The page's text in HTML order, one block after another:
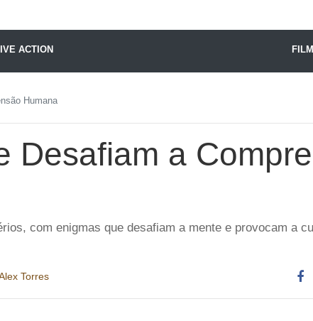
ACTION
Humana
Desafiam a
com enigmas que desafiam a mente e provocam a
Torres